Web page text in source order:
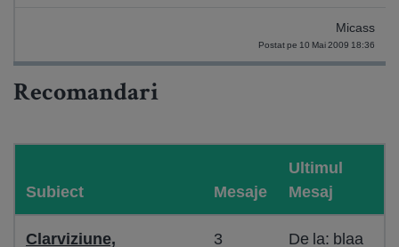
Micass
Postat pe 10 Mai 2009 18:36
Recomandari
Subiect Mesaje
Ultimul
Mesaj
Clarviziune,
3
De la: blaa